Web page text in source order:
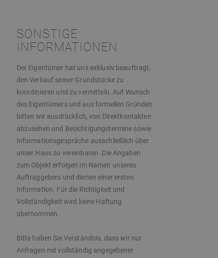
SONSTIGE
INFORMATIONEN
Der Eigentümer hat uns exklusiv beauftragt,
den Verkauf seiner Grundstücke zu
koordinieren und zu vermitteln. Auf Wunsch
des Eigentümers und aus formellen Gründen
bitten wir ausdrücklich, von Direktkontakten
abzusehen und Besichtigungstermine sowie
Informationsgespräche ausschließlich über
unser Haus zu vereinbaren. Die Angaben
zum Objekt erfolgen im Namen unseres
Auftraggebers und dienen einer ersten
Information. Für die Richtigkeit und
Vollständigkeit wird keine Haftung
übernommen.
Bitte haben Sie Verständnis, dass wir nur
Anfragen mit vollständig angegebener